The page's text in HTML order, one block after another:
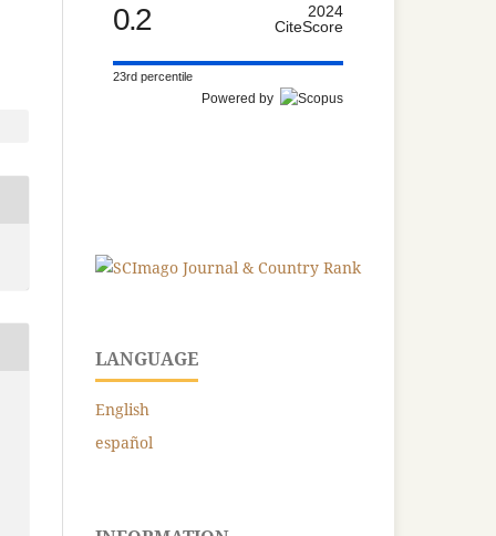
0.2
2024
CiteScore
23rd percentile
Powered by
LANGUAGE
English
español